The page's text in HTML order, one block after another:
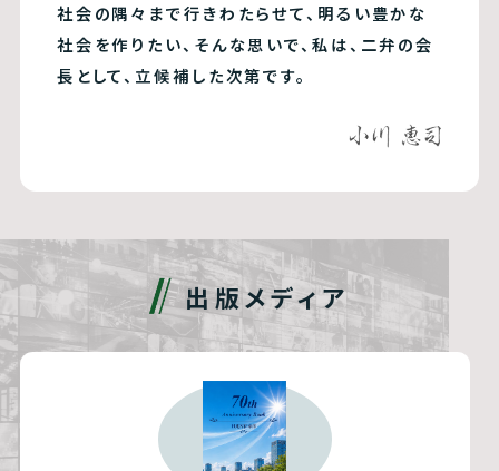
社会の隅々まで行きわたらせて、明るい豊かな
社会を作りたい、そんな思いで、私は、二弁の会
長として、立候補した次第です。
出版メディア